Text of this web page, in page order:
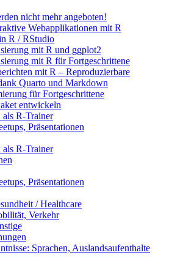
nicht mehr angeboten!
Webapplikationen mit R
R / RStudio
mit R und ggplot2
mit R für Fortgeschrittene
mit R – Reproduzierbare
Quarto und Markdown
für Fortgeschrittene
entwickeln
als R-Trainer
Präsentationen
als R-Trainer
Präsentationen
/ Healthcare
Verkehr
Sprachen, Auslandsaufenthalte